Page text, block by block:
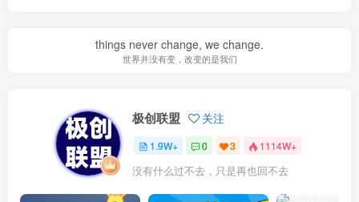
things never change, we change.
世界并没有变，改变的是我们
极创联盟 关注
1.9W+ 0 3 1114W+
没有什么过不去，只是再也回不去